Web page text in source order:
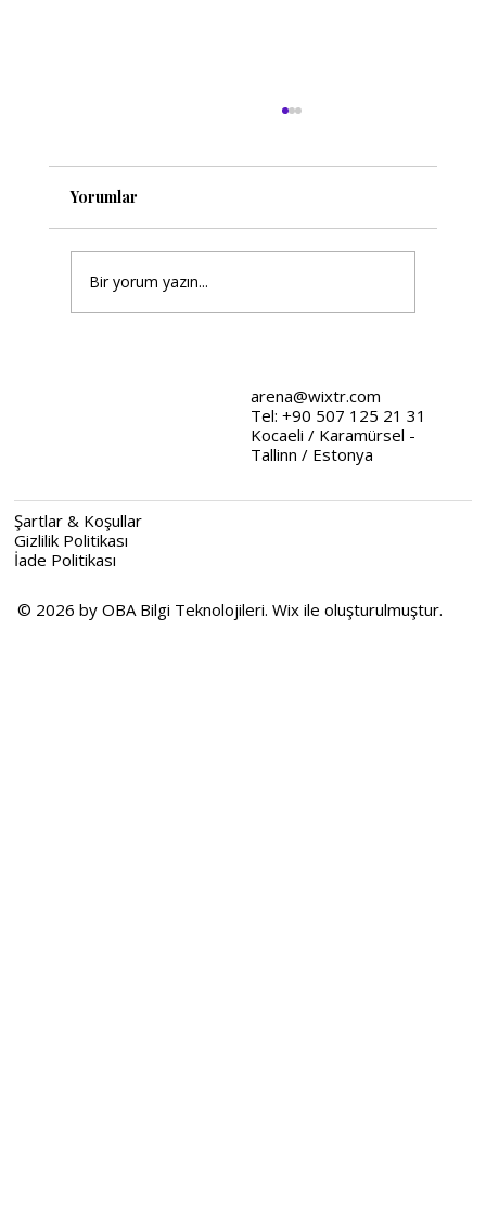
arena@wixtr.com
Tel: +90 507 125 21 31
Kocaeli / Karamürsel -
Tallinn / Estonya
Şartlar & Koşullar
Gizlilik Politikası
İade Politikası
© 2026 by OBA Bilgi Teknolojileri. Wix ile oluşturulmuştur.
Tasarımında Stratejik Yaklaşımlar
Yorumlar
Bir yorum yazın...